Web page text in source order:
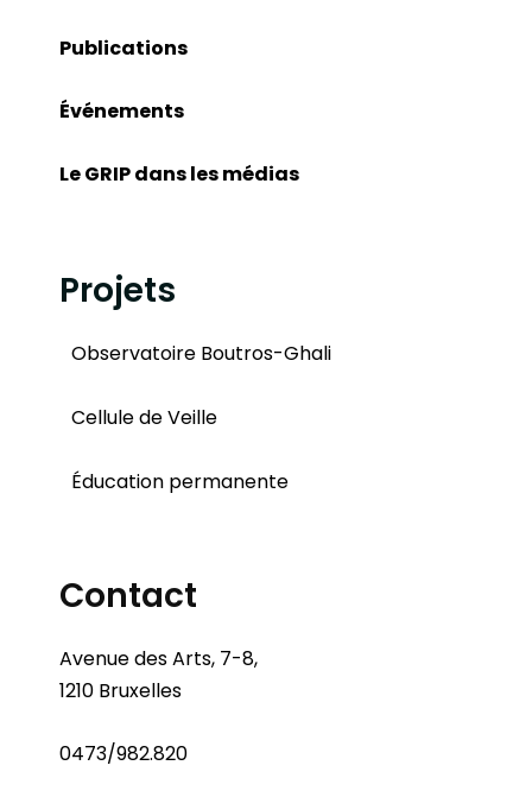
Publications
Événements
Le GRIP dans les médias
Projets
Observatoire Boutros-Ghali
Cellule de Veille
Éducation permanente
Contact
Avenue des Arts, 7-8,
1210 Bruxelles
0473/982.820